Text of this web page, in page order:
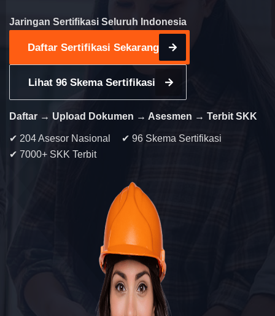
Jaringan Sertifikasi Seluruh Indonesia
Daftar Sertifikasi Sekarang
Lihat 96 Skema Sertifikasi
Daftar → Upload Dokumen → Asesmen → Terbit SKK
✔ 204 Asesor Nasional
✔ 96 Skema Sertifikasi
✔ 7000+ SKK Terbit